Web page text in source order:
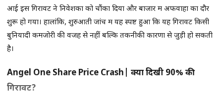
आई इस गिरावट ने निवेशकों को चौंका दिया और बाजार में अफवाहों का दौर
शुरू हो गया। हालांकि, शुरुआती जांच में यह स्पष्ट हुआ कि यह गिरावट किसी
बुनियादी कमजोरी की वजह से नहीं बल्कि तकनीकी कारणों से जुड़ी हो सकती
है।
Angel One Share Price Crash| क्यों दिखी 90% की
गिरावट?